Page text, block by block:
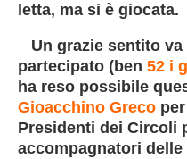
letta, ma si è giocata.
Un grazie sentito
partecipato (ben 52 i
ha reso possibile
Gioacchino Greco
Presidenti dei Circoli
accompagnatori delle